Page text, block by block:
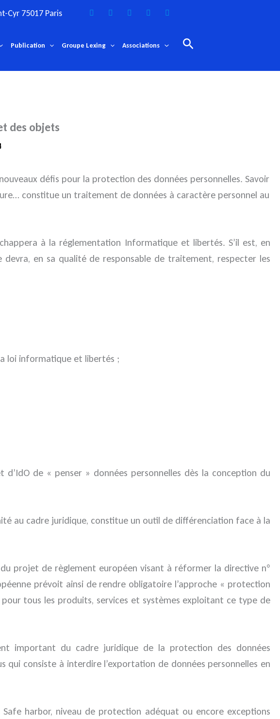
Cyr 75017 Paris
Publication Groupe Lexing Associations Rechercher
des objets
défis pour la protection des données personnelles. Savoir
constitue un traitement de données à caractère personnel au
à la réglementation Informatique et libertés. S’il est, en
en sa qualité de responsable de traitement, respecter les
loi informatique et libertés ;
de « penser » données personnelles dès la conception du
au cadre juridique, constitue un outil de différenciation face à la
projet de règlement européen visant à réformer la directive n°
prévoit ainsi de rendre obligatoire l’approche « protection
tous les produits, services et systèmes exploitant ce type de
important du cadre juridique de la protection des données
qui consiste à interdire l’exportation de données personnelles en
harbor, niveau de protection adéquat ou encore exceptions